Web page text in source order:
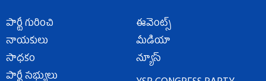
పార్టీ గురించి
నాయకులు
సాధకం
పార్టీ సభ్యులు
ఈవెంట్స్
మీడియా
న్యూస్